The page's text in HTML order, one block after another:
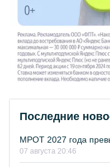
Последние
МРОТ 2027 года
07 августа 20:46